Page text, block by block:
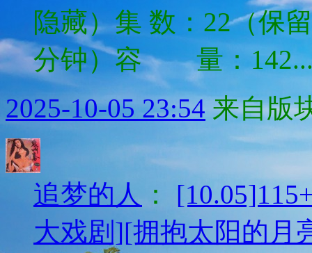
隐藏）集 数：22（保
分钟）容 量：
2025-10-05 23:54 来自版
追梦的人 ：
大戏剧][拥抱太阳的月